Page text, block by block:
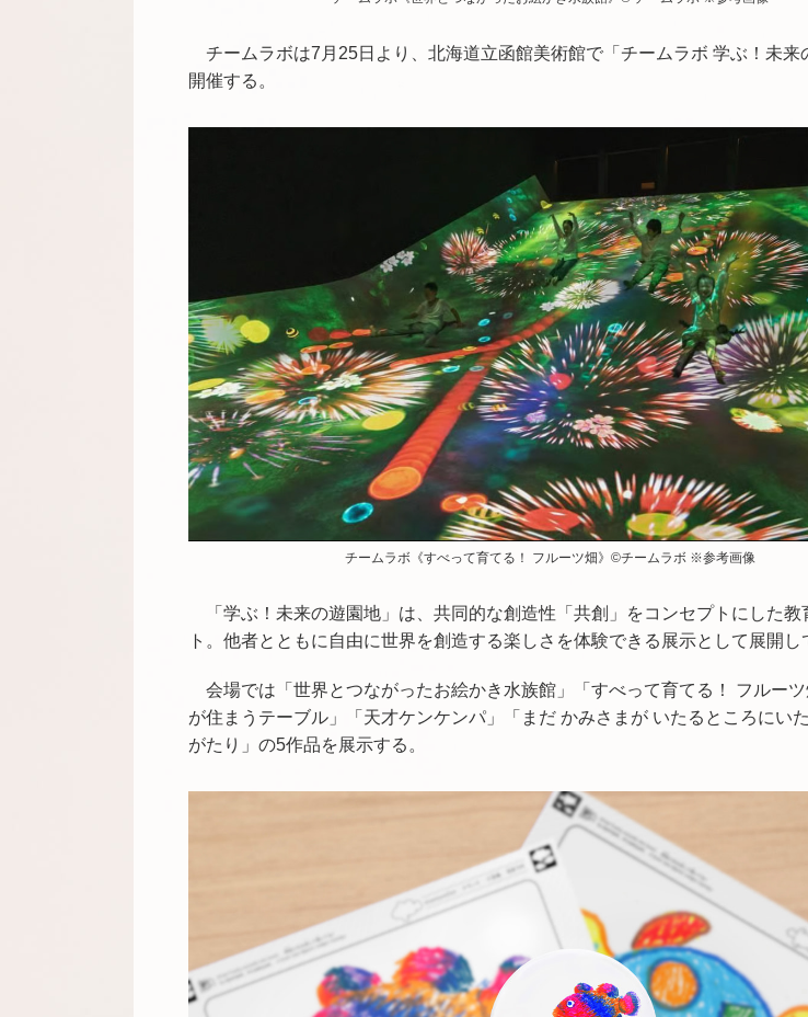
チームラボは7月25日より、北海道立函館美術館で「チームラボ 学ぶ！未来
開催する。
チームラボ《すべって育てる！ フルーツ畑》©チームラボ ※参考画像
「学ぶ！未来の遊園地」は、共同的な創造性「共創」をコンセプトにした教
ト。他者とともに自由に世界を創造する楽しさを体験できる展示として展開し
会場では「世界とつながったお絵かき水族館」「すべって育てる！ フルー
が住まうテーブル」「天才ケンケンパ」「まだ かみさまが いたるところにい
がたり」の5作品を展示する。